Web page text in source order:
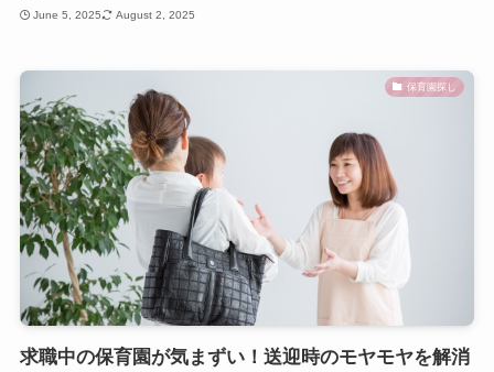
June 5, 2025 August 2, 2025
保育園探し
求職中の保育園が気まずい！送迎時のモヤモヤを解消